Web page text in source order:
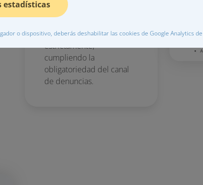
estadísticas
o dispositivo, deberás deshabilitar las cookies de Google Analytics
Cumplimiento
Sigue la normativa en vigor
estrictamente,
cumpliendo la
obligatoriedad del canal
de denuncias.